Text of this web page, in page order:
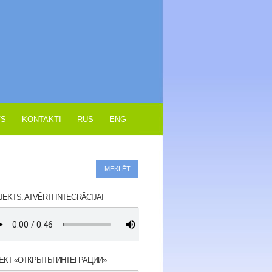
KONTAKTI RUS ENG
ATVĒRTI INTEGRĀCIJAI
«ОТКРЫТЫ ИНТЕГРАЦИИ»